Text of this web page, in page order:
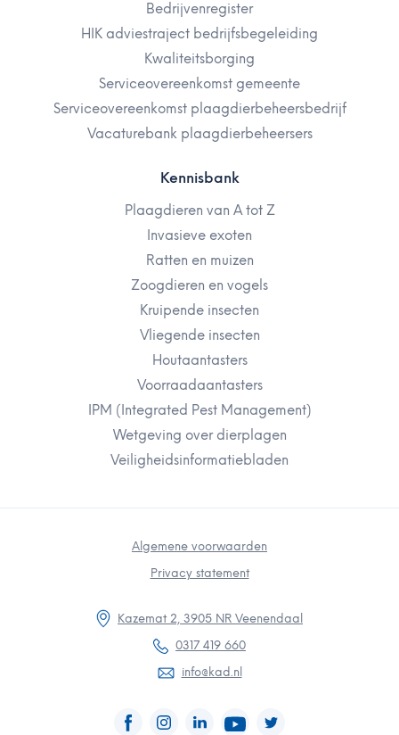
Bedrijvenregister
HIK adviestraject bedrijfsbegeleiding
Kwaliteitsborging
Serviceovereenkomst gemeente
Serviceovereenkomst plaagdierbeheersbedrijf
Vacaturebank plaagdierbeheersers
Kennisbank
Plaagdieren van A tot Z
Invasieve exoten
Ratten en muizen
Zoogdieren en vogels
Kruipende insecten
Vliegende insecten
Houtaantasters
Voorraadaantasters
IPM (Integrated Pest Management)
Wetgeving over dierplagen
Veiligheidsinformatiebladen
Algemene voorwaarden
Privacy statement
Kazemat 2, 3905 NR Veenendaal
0317 419 660
info@kad.nl